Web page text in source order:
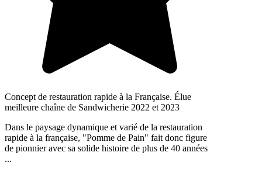
Concept de restauration rapide à la Française. Élue
meilleure chaîne de Sandwicherie 2022 et 2023
Dans le paysage dynamique et varié de la restauration
rapide à la française, "Pomme de Pain" fait donc figure
de pionnier avec sa solide histoire de plus de 40 années
...